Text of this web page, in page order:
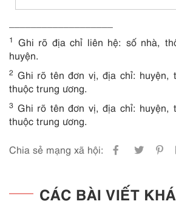
1 Ghi rõ địa chỉ liên hệ: số nhà,
huyện.
2 Ghi rõ tên đơn vị, địa chỉ: huyện,
thuộc trung ương.
3 Ghi rõ tên đơn vị, địa chỉ: huyện,
thuộc trung ương.
Chia sẻ mạng xã hội:
CÁC BÀI VIẾT